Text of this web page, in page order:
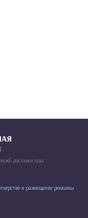
доставки еды
и размещение рекламы